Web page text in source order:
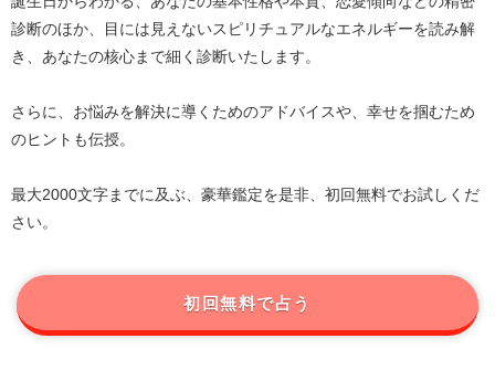
診断のほか、目には見えないスピリチュアルなエネルギーを読み解
き、あなたの核心まで細く診断いたします。
さらに、お悩みを解決に導くためのアドバイスや、幸せを掴むため
のヒントも伝授。
最大2000文字までに及ぶ、豪華鑑定を是非、初回無料でお試しくだ
さい。
初回無料で占う